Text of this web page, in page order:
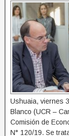
Ushuaia, viernes
Blanco (UCR –
Comisión de
N° 120/19. Se